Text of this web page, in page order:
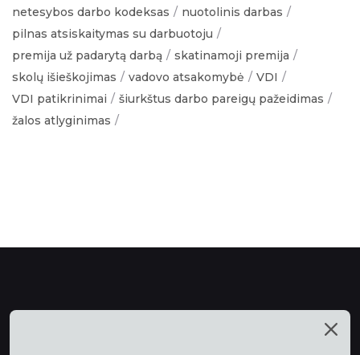
netesybos darbo kodeksas
nuotolinis darbas
pilnas atsiskaitymas su darbuotoju
premija už padarytą darbą
skatinamoji premija
skolų išieškojimas
vadovo atsakomybė
VDI
VDI patikrinimai
šiurkštus darbo pareigų pažeidimas
žalos atlyginimas